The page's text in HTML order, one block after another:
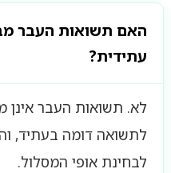
האם תשואות העבר
עתידית?
לא. תשואות העבר אינן
לתשואה דומה בעתיד,
לבחינת אופי המסלול.